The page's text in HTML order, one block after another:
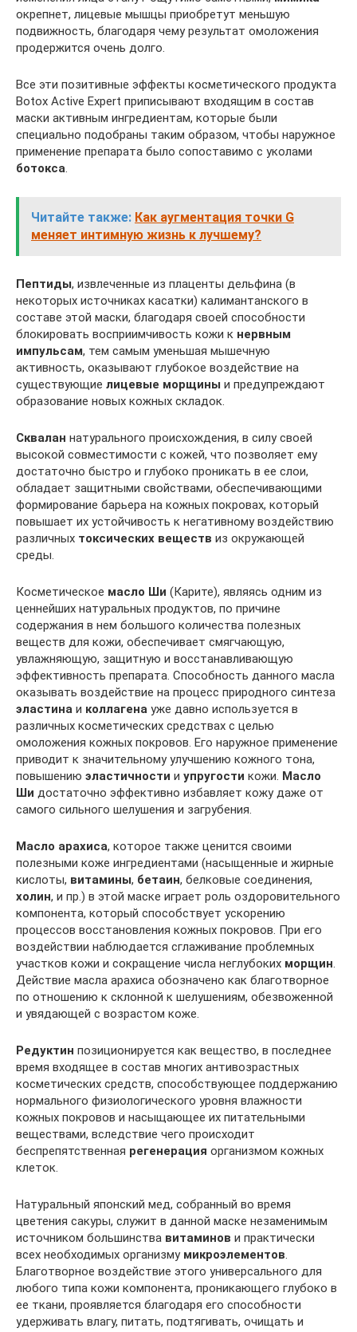
окрепнет, лицевые мышцы приобретут меньшую
подвижность, благодаря чему результат омоложения
продержится очень долго.
Все эти позитивные эффекты косметического продукта
Botox Active Expert приписывают входящим в состав
маски активным ингредиентам, которые были
специально подобраны таким образом, чтобы наружное
применение препарата было сопоставимо с уколами
ботокса.
Читайте также: Как аугментация точки G
меняет интимную жизнь к лучшему?
Пептиды, извлеченные из плаценты дельфина (в
некоторых источниках касатки) калимантанского в
составе этой маски, благодаря своей способности
блокировать восприимчивость кожи к нервным
импульсам, тем самым уменьшая мышечную
активность, оказывают глубокое воздействие на
существующие лицевые морщины и предупреждают
образование новых кожных складок.
Сквалан натурального происхождения, в силу своей
высокой совместимости с кожей, что позволяет ему
достаточно быстро и глубоко проникать в ее слои,
обладает защитными свойствами, обеспечивающими
формирование барьера на кожных покровах, который
повышает их устойчивость к негативному воздействию
различных токсических веществ из окружающей
среды.
Косметическое масло Ши (Карите), являясь одним из
ценнейших натуральных продуктов, по причине
содержания в нем большого количества полезных
веществ для кожи, обеспечивает смягчающую,
увлажняющую, защитную и восстанавливающую
эффективность препарата. Способность данного масла
оказывать воздействие на процесс природного синтеза
эластина и коллагена уже давно используется в
различных косметических средствах с целью
омоложения кожных покровов. Его наружное применение
приводит к значительному улучшению кожного тона,
повышению эластичности и упругости кожи. Масло
Ши достаточно эффективно избавляет кожу даже от
самого сильного шелушения и загрубения.
Масло арахиса, которое также ценится своими
полезными коже ингредиентами (насыщенные и жирные
кислоты, витамины, бетаин, белковые соединения,
холин, и пр.) в этой маске играет роль оздоровительного
компонента, который способствует ускорению
процессов восстановления кожных покровов. При его
воздействии наблюдается сглаживание проблемных
участков кожи и сокращение числа неглубоких морщин.
Действие масла арахиса обозначено как благотворное
по отношению к склонной к шелушениям, обезвоженной
и увядающей с возрастом коже.
Редуктин позиционируется как вещество, в последнее
время входящее в состав многих антивозрастных
косметических средств, способствующее поддержанию
нормального физиологического уровня влажности
кожных покровов и насыщающее их питательными
веществами, вследствие чего происходит
беспрепятственная регенерация организмом кожных
клеток.
Натуральный японский мед, собранный во время
цветения сакуры, служит в данной маске незаменимым
источником большинства витаминов и практически
всех необходимых организму микроэлементов.
Благотворное воздействие этого универсального для
любого типа кожи компонента, проникающего глубоко в
ее ткани, проявляется благодаря его способности
удерживать влагу, питать, подтягивать, очищать и